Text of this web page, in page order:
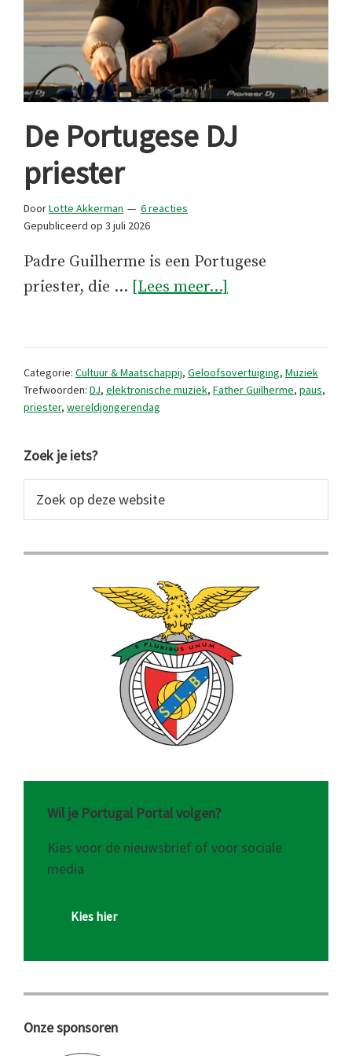
De Portugese DJ
priester
DoorLotte Akkerman
6 reacties
Gepubliceerd op 3 juli 2026
Padre Guilherme is een Portugese
priester, die … [Lees meer...]
Categorie: Cultuur & Maatschappij, Geloofsovertuiging, Muziek
Trefwoorden: DJ, elektronische muziek, Father Guilherme, paus,
priester, wereldjongerendag
Primaire
Sidebar
Zoek je iets?
op
website
Wil je Portugal Portal volgen?
Kies voor de nieuwsbrief of voor sociale
media
Kies hier
Onze sponsoren